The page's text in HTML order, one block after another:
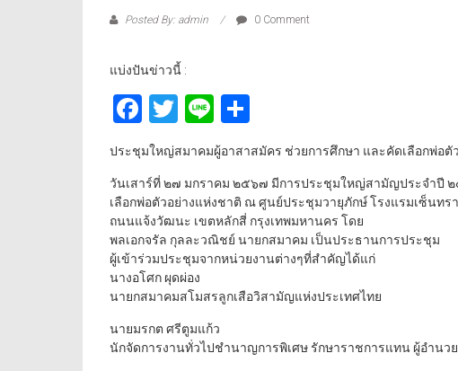
Posted By: admin 0 Comment
แบ่งปันข่าวนี้ :
Facebook
Twitter
Line
ประชุมใหญ่สมาคมผู้อาสาสมัคร ช่วยการศึกษา และคัดเลือกพ่อตั
วันเสาร์ที่ ๒๗ มกราคม ๒๕๖๗ มีการประชุมใหญ่สามัญประจำปี
เลือกพ่อตัวอย่างแห่งชาติ ณ ศูนย์ประชุมวายุภักษ์ โรงแรมเซ็นท
ถนนแจ้งวัฒนะ เขตหลักสี่ กรุงเทพมหานคร โดย
พลเอกจรัล กุลละวณิชย์ นายกสมาคม เป็นประธานการประชุม
ผู้เข้าร่วมประชุมจากหน่วยงานต่างๆที่สำคัญได้แก่
นางอโศก ผุดผ่อง
นายกสมาคมสโมสรลูกเสือวิสามัญแห่งประเทศไทย
นายมรกต ศรีตูมแก้ว
นักจัดการงานทั่วไปชำนาญการพิเศษ รักษาราชการแทน ผู้อำนว